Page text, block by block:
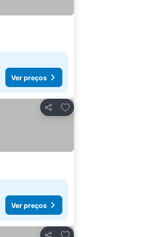
Ver preços
Partilhar
Adicionar aos favoritos
Ver preços
Adicionar aos favoritos